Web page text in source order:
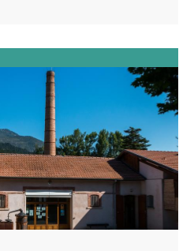
heritage, cultural mediation